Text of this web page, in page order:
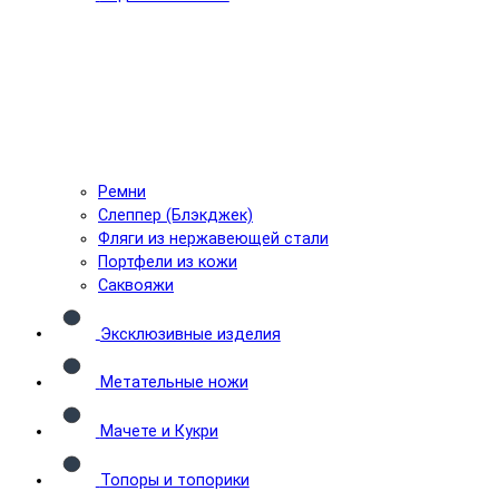
Ремни
Слеппер (Блэкджек)
Фляги из нержавеющей стали
Портфели из кожи
Саквояжи
Эксклюзивные изделия
Метательные ножи
Мачете и Кукри
Топоры и топорики